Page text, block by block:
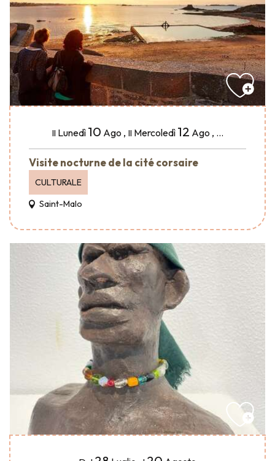
Il Lunedì 10 Ago , Il Mercoledì 12 Ago , ...
Visite nocturne de la cité corsaire
CULTURALE
Saint-Malo